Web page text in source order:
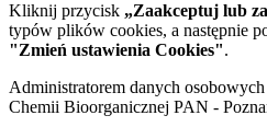
Kliknij przycisk „Zaakceptuj lub
typów plików cookies, a następnie
"Zmień ustawienia Cookies".
Administratorem danych
Chemii Bioorganicznej PAN -